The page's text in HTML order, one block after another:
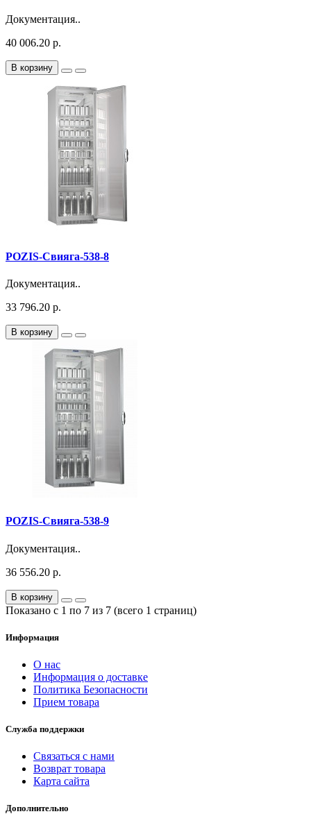
Документация..
40 006.20 р.
В корзину
POZIS-Свияга-538-8
Документация..
33 796.20 р.
В корзину
POZIS-Свияга-538-9
Документация..
36 556.20 р.
В корзину
Показано с 1 по 7 из 7 (всего 1 страниц)
Информация
О нас
Информация о доставке
Политика Безопасности
Прием товара
Служба поддержки
Связаться с нами
Возврат товара
Карта сайта
Дополнительно